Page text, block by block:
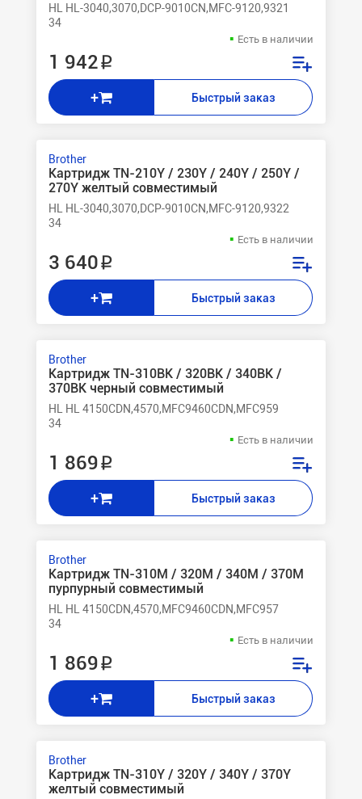
HL HL-3040,3070,DCP-9010CN,MFC-9120,9321
34
Есть в наличии
1 942 ₽
+ Быстрый заказ
Brother
Картридж TN-210Y / 230Y / 240Y / 250Y /
270Y желтый совместимый
HL HL-3040,3070,DCP-9010CN,MFC-9120,9322
34
Есть в наличии
3 640 ₽
+ Быстрый заказ
Brother
Картридж TN-310BK / 320BK / 340BK /
370BK черный совместимый
HL HL 4150CDN,4570,MFC9460CDN,MFC959
34
Есть в наличии
1 869 ₽
+ Быстрый заказ
Brother
Картридж TN-310M / 320M / 340M / 370M
пурпурный совместимый
HL HL 4150CDN,4570,MFC9460CDN,MFC957
34
Есть в наличии
1 869 ₽
+ Быстрый заказ
Brother
Картридж TN-310Y / 320Y / 340Y / 370Y
желтый совместимый